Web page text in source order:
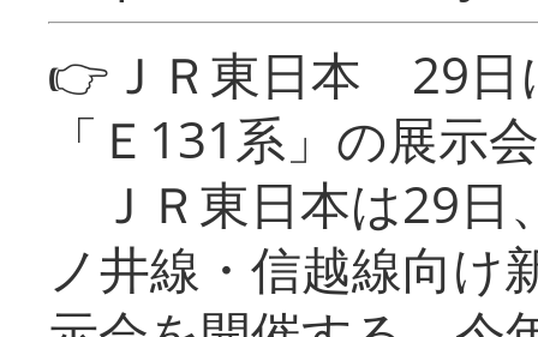
👉ＪＲ東日本 29日
「Ｅ131系」の展示会
ＪＲ東日本は29日
ノ井線・信越線向け